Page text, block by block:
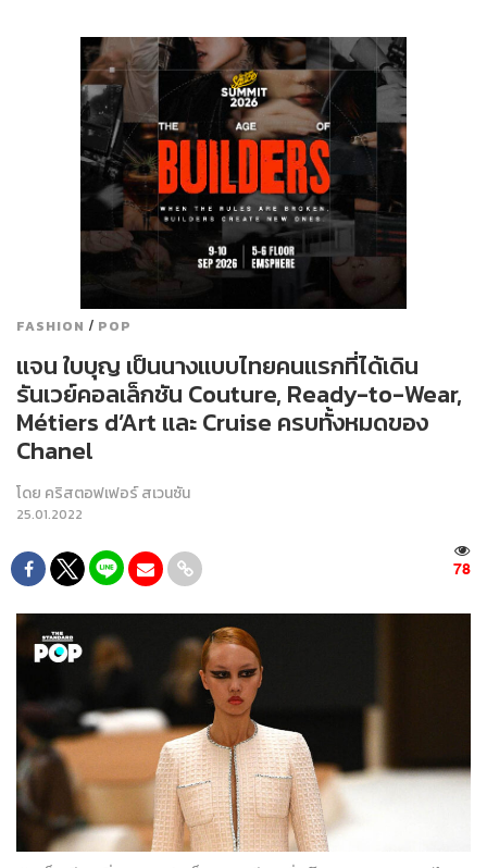
FASHION / POP
แจน ใบบุญ เป็นนางแบบไทยคนแรกที่ได้เดิน
รันเวย์คอลเล็กชัน Couture, Ready-to-Wear,
Métiers d’Art และ Cruise ครบทั้งหมดของ
Chanel
โดย คริสตอฟเฟอร์ สเวนซัน
25.01.2022
78